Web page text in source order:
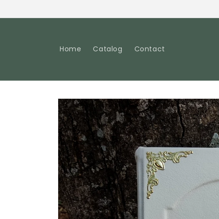
conteúdo
Home Catalog Contact
as
informações
do produto